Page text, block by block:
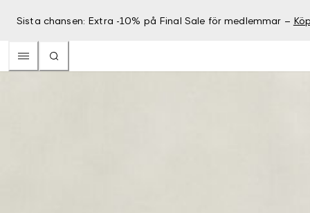
Sista chansen: Extra -10% på Final Sale för medlemmar –